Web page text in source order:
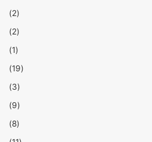
(2)
(2)
(1)
(19)
(3)
(9)
(8)